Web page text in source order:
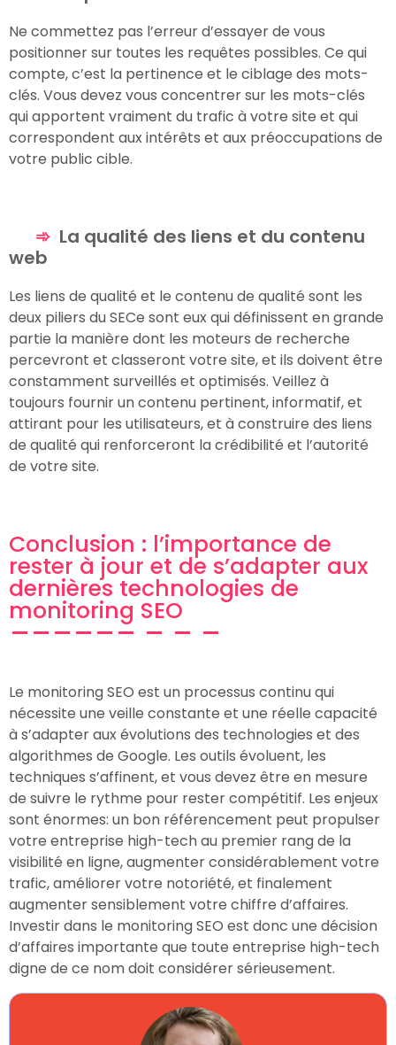
Ne commettez pas l’erreur d’essayer de vous
positionner sur toutes les requêtes possibles. Ce qui
compte, c’est la pertinence et le ciblage des mots-
clés. Vous devez vous concentrer sur les mots-clés
qui apportent vraiment du trafic à votre site et qui
correspondent aux intérêts et aux préoccupations de
votre public cible.
La qualité des liens et du contenu
web
Les liens de qualité et le contenu de qualité sont les
deux piliers du SECe sont eux qui définissent en grande
partie la manière dont les moteurs de recherche
percevront et classeront votre site, et ils doivent être
constamment surveillés et optimisés. Veillez à
toujours fournir un contenu pertinent, informatif, et
attirant pour les utilisateurs, et à construire des liens
de qualité qui renforceront la crédibilité et l’autorité
de votre site.
Conclusion : l’importance de
rester à jour et de s’adapter aux
dernières technologies de
monitoring SEO
Le monitoring SEO est un processus continu qui
nécessite une veille constante et une réelle capacité
à s’adapter aux évolutions des technologies et des
algorithmes de Google. Les outils évoluent, les
techniques s’affinent, et vous devez être en mesure
de suivre le rythme pour rester compétitif. Les enjeux
sont énormes: un bon référencement peut propulser
votre entreprise high-tech au premier rang de la
visibilité en ligne, augmenter considérablement votre
trafic, améliorer votre notoriété, et finalement
augmenter sensiblement votre chiffre d’affaires.
Investir dans le monitoring SEO est donc une décision
d’affaires importante que toute entreprise high-tech
digne de ce nom doit considérer sérieusement.